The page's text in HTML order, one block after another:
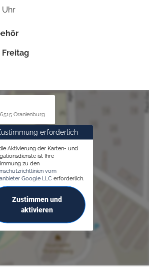
Uhr
Freitag
Oranienburg
erforderlich
Aktivierung der Karten- und
ist Ihre
zu den
vom
Google LLC erforderlich.
Zustimmen und
aktivieren